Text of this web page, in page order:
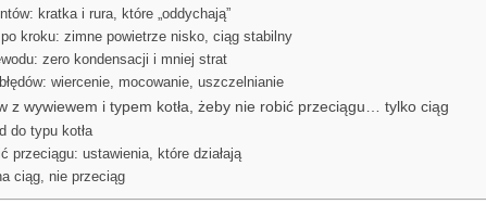
kratka i rura, które „oddychają”
po kroku: zimne powietrze nisko, ciąg stabilny
zero kondensacji i mniej strat
wiercenie, mocowanie, uszczelnianie
z wywiewem i typem kotła, żeby nie robić przeciągu… tylko ciąg
do typu kotła
przeciągu: ustawienia, które działają
ciąg, nie przeciąg